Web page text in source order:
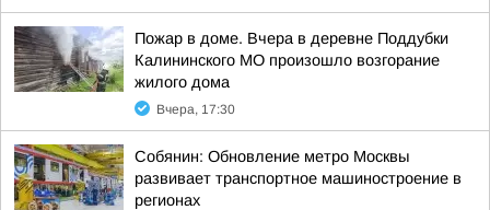
Пожар в доме. Вчера в деревне Поддубки
Калининского МО произошло возгорание
жилого дома
Вчера, 17:30
Собянин: Обновление метро Москвы
развивает транспортное машиностроение в
регионах